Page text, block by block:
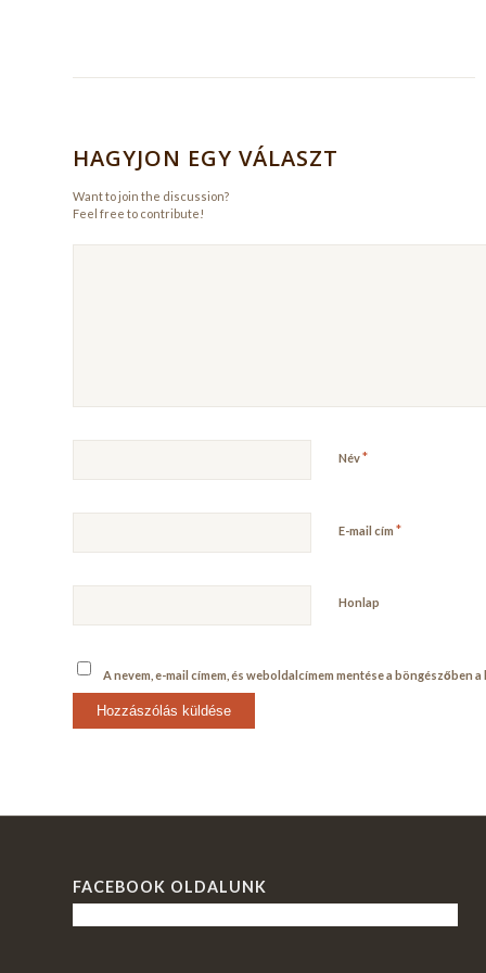
HAGYJON EGY VÁLASZT
Want to join the discussion?
Feel free to contribute!
Név*
E-mail cím *
Honlap
A nevem, e-mail címem, és weboldalcímem mentése a böngészőben
FACEBOOK OLDALUNK